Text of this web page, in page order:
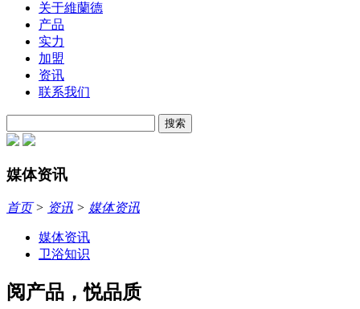
关于維蘭德
产品
实力
加盟
资讯
联系我们
搜索
媒体资讯
首页> 资讯 > 媒体资讯
媒体资讯
卫浴知识
阅产品，悦品质